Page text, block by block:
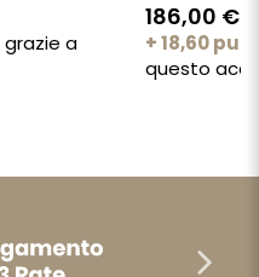
grazie a
186,00 €
+ 18,60
questo